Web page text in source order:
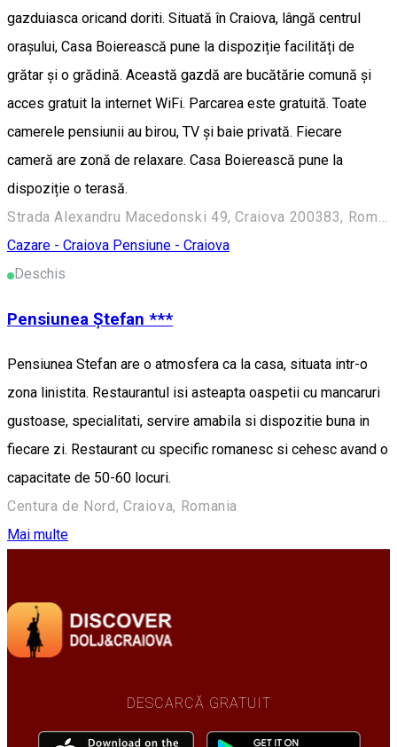
gazduiasca oricand doriti. Situată în Craiova, lângă centrul
orașului, Casa Boierească pune la dispoziție facilități de
grătar și o grădină. Această gazdă are bucătărie comună și
acces gratuit la internet WiFi. Parcarea este gratuită. Toate
camerele pensiunii au birou, TV și baie privată. Fiecare
cameră are zonă de relaxare. Casa Boierească pune la
dispoziție o terasă.
Strada Alexandru Macedonski 49, Craiova 200383, Romania
Cazare - Craiova Pensiune - Craiova
Deschis
Pensiunea Ștefan ***
Pensiunea Stefan are o atmosfera ca la casa, situata intr-o
zona linistita. Restaurantul isi asteapta oaspetii cu mancaruri
gustoase, specialitati, servire amabila si dispozitie buna in
fiecare zi. Restaurant cu specific romanesc si cehesc avand o
capacitate de 50-60 locuri.
Centura de Nord, Craiova, Romania
Mai multe
DESCARCĂ GRATUIT